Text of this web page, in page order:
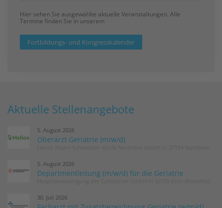
Hier sehen Sie ausgewählte aktuelle Veranstaltungen. Alle
Termine finden Sie in unserem
Fortbildungs- und Kongresskalender
Aktuelle Stellenangebote
5. August 2026
Oberarzt Geriatrie (m/w/d)
5. August 2026
Departmentleitung (m/w/d) für die Geriatrie
30. Juli 2026